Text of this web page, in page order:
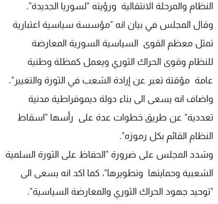
النظام والمرحلة الانتقالية ورؤيته "لسوريا الجديدة".
وقال المجلس في بيان انه "مؤسسة سياسية اعتبارية
تمثل معظم القوى السياسية السورية المعارضة
للنظام وقوى الحراك الثوري ويعمل كمظلة وطنية
عامة مؤقتة تعبر عن إرادة الشعب في الثورة والتغيير".
واضاف انه يسعى الى بناء دولة ديموقراطية مدنية
تعددية" عن طريق خطوات عدة على رأسها "اسقاط
النظام القائم بكل رموزه".
وشدد المجلس على ضرورة "الحفاظ على الثورة السلمية
الشعبية وحمايتها وتطويرها"، كما اكد انه يسعى الى
"توحيد جهود الحراك الثوري والمعارضة السياسية".
الإنـتـاج
لاعلاناتكم
تواصل معنا
سياسة الخصوصية